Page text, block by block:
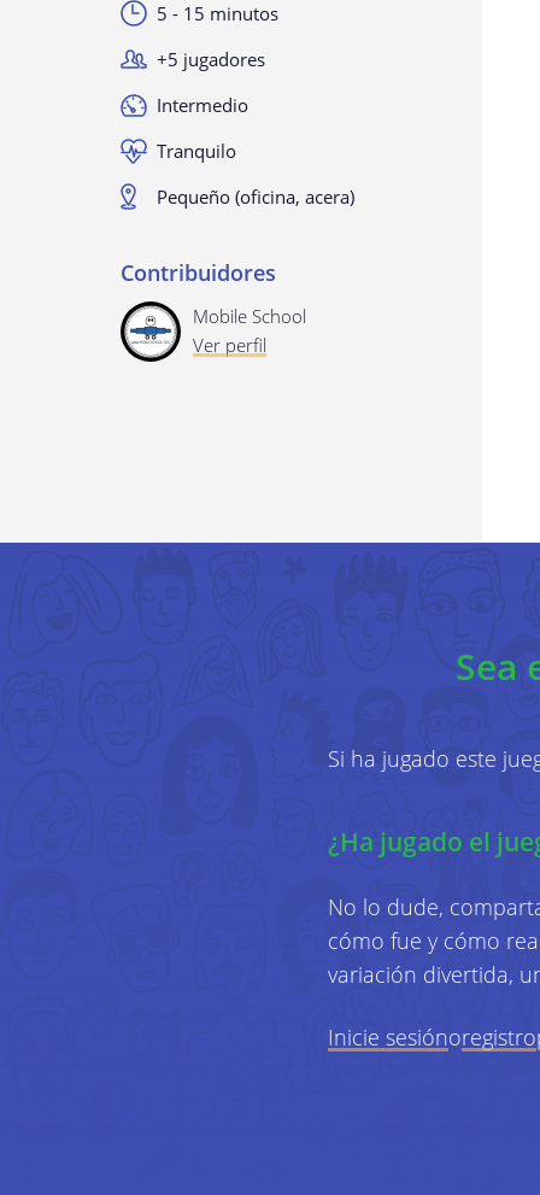
5 - 15 minutos
+5 jugadores
Intermedio
Tranquilo
Pequeño (oficina, acera)
Contribuidores
Mobile School
Ver perfil
Sea
Si ha jugado este
¿Ha jugado el
No lo dude,
cómo fue y cómo
variación divertida,
Inicie sesiónoregistro